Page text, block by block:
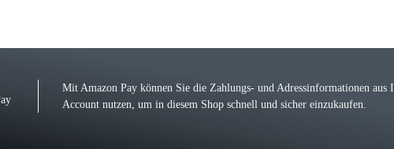
Mit Amazon Pay können Sie die Zahlungs- und Adressinformationen aus
Account nutzen, um in diesem Shop schnell und sicher einzukaufen.